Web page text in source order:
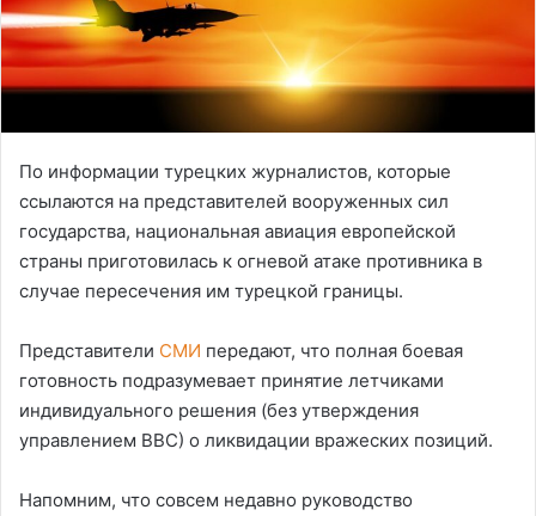
По информации турецких журналистов, которые
ссылаются на представителей вооруженных сил
государства, национальная авиация европейской
страны приготовилась к огневой атаке противника в
случае пересечения им турецкой границы.
Представители СМИ передают, что полная боевая
готовность подразумевает принятие летчиками
индивидуального решения (без утверждения
управлением ВВС) о ликвидации вражеских позиций.
Напомним, что совсем недавно руководство